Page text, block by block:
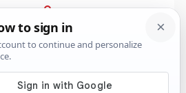
PRIJAVA
News Komentari